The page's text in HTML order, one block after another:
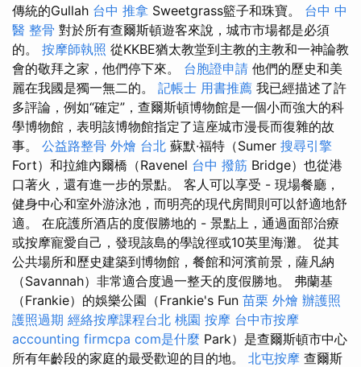
傳統的Gullah 台中 推拿 Sweetgrass籃子和珠寶。 台中 中
醫 整骨 對於所有查爾斯頓遊客來說，城市市場都是必須
的。 按摩師執照 從KKBE猶太教堂到主教的主教和一神論教
會的敬拜之家，他們停下來。 台胞證申請 他們的歷史和美
麗在我國是獨一無二的。 記帳士 用書推薦 我已經描述了許
多評論，例如“確定”，查爾斯頓博物館是一個小而強大的科
學博物館，表明該博物館指定了這座城市漫長而復雜的故
事。 公益路整骨 外燴 台北 蘇默·福特（Sumer 搜尋引擎
Fort）和拉維內爾橋（Ravenel 台中 撥筋 Bridge）也從港
口著火，還有進一步的景點。 客人可以享受 - 現場餐廳，
健身中心和室外游泳池，而明亮的現代房間則可以舒適地舒
適。 在庇護所酒店的度假勝地的 - 景點上，通過面部治療
或按摩寵愛自己，發現該島的學說徑或10英里海灘。 從其
公共場所和歷史建築到博物館，餐館和河濱前景，薩凡納
（Savannah）非常適合度過一整天的度假勝地。 弗蘭基
（Frankie）的娛樂公園（Frankie's Fun 苗栗 外燴 辦護照
護照過期 經絡按摩課程台北 桃園 按摩 台中市按摩
accounting firmcpa com是什麼 Park）是查爾斯頓市中心
所有年齡段的家庭的最受歡迎的目的地。 北屯按摩 查爾斯